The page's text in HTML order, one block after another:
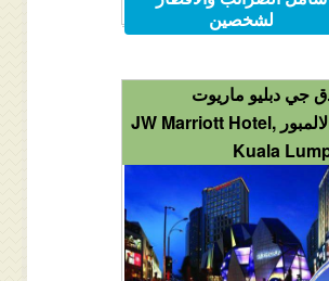
Lumpur,
لشخصين
جي دبليو ماريوت
كوالالمبور JW Marriott Hotel,
Kuala